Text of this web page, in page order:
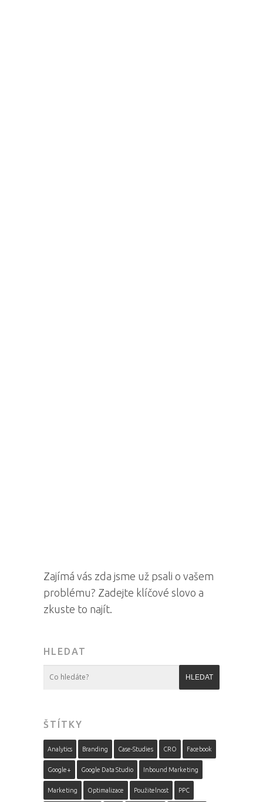
Zajímá vás zda jsme už psali o vašem
problému? Zadejte klíčové slovo a
zkuste to najít.
HLEDAT
ŠTÍTKY
Analytics Branding Case-Studies CRO Facebook
Google+ Google Data Studio Inbound Marketing
Marketing Optimalizace Použitelnost PPC